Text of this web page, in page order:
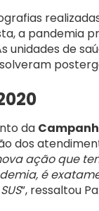
a pandemia
unidades de
da
dos
ação que
é
”, ressaltou